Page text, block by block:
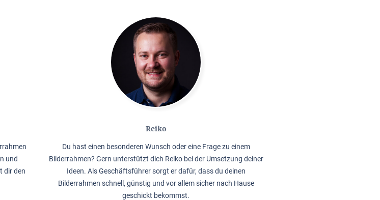
und
dir den
Reiko
Du hast einen besonderen Wunsch oder eine Frage zu einem
Bilderrahmen? Gern unterstützt dich Reiko bei der Umsetzung deiner
Ideen. Als Geschäftsführer sorgt er dafür, dass du deinen
Bilderrahmen schnell, günstig und vor allem sicher nach Hause
geschickt bekommst.